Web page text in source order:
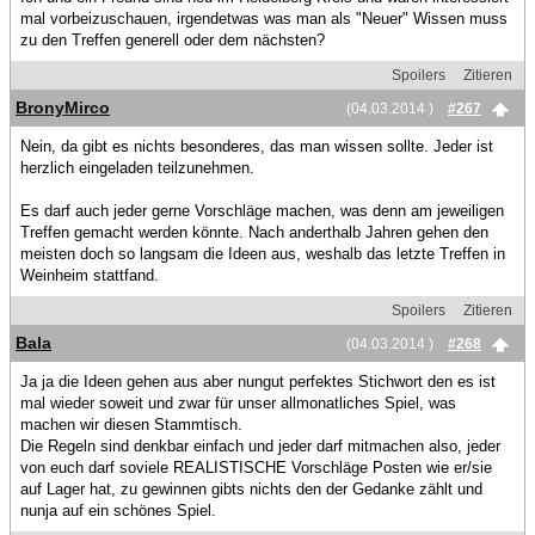
mal vorbeizuschauen, irgendetwas was man als "Neuer" Wissen muss
zu den Treffen generell oder dem nächsten?
Spoilers
Zitieren
(04.03.2014 )
#267
BronyMirco
Nein, da gibt es nichts besonderes, das man wissen sollte. Jeder ist
herzlich eingeladen teilzunehmen.
Es darf auch jeder gerne Vorschläge machen, was denn am jeweiligen
Treffen gemacht werden könnte. Nach anderthalb Jahren gehen den
meisten doch so langsam die Ideen aus, weshalb das letzte Treffen in
Weinheim stattfand.
Spoilers
Zitieren
(04.03.2014 )
#268
Bala
Ja ja die Ideen gehen aus aber nungut perfektes Stichwort den es ist
mal wieder soweit und zwar für unser allmonatliches Spiel, was
machen wir diesen Stammtisch.
Die Regeln sind denkbar einfach und jeder darf mitmachen also, jeder
von euch darf soviele REALISTISCHE Vorschläge Posten wie er/sie
auf Lager hat, zu gewinnen gibts nichts den der Gedanke zählt und
nunja auf ein schönes Spiel.